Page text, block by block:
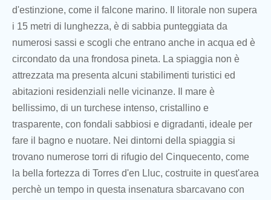
d'estinzione, come il falcone marino. Il litorale non supera
i 15 metri di lunghezza, è di sabbia punteggiata da
numerosi sassi e scogli che entrano anche in acqua ed è
circondato da una frondosa pineta. La spiaggia non è
attrezzata ma presenta alcuni stabilimenti turistici ed
abitazioni residenziali nelle vicinanze. Il mare è
bellissimo, di un turchese intenso, cristallino e
trasparente, con fondali sabbiosi e digradanti, ideale per
fare il bagno e nuotare. Nei dintorni della spiaggia si
trovano numerose torri di rifugio del Cinquecento, come
la bella fortezza di Torres d'en Lluc, costruite in quest'area
perchè un tempo in questa insenatura sbarcavano con